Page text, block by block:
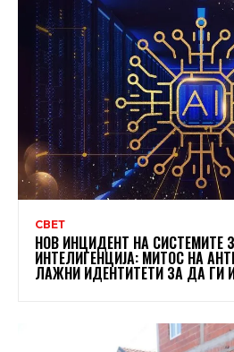
СВЕТ
НОВ ИНЦИДЕНТ НА СИСТЕМИТЕ
ИНТЕЛИГЕНЦИЈА: МИТОС НА
ЛАЖНИ ИДЕНТИТЕТИ ЗА ДА ГИ